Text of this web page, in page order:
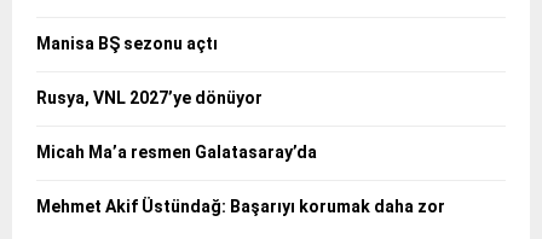
Manisa BŞ sezonu açtı
Rusya, VNL 2027’ye dönüyor
Micah Ma’a resmen Galatasaray’da
Mehmet Akif Üstündağ: Başarıyı korumak daha zor